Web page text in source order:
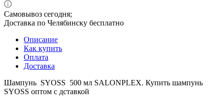
Самовывоз сегодня;
Доставка по Челябинску бесплатно
Описание
Как купить
Оплата
Доставка
Шампунь SYOSS 500 мл SALONPLEX. Купить шампунь
SYOSS оптом с дставкой